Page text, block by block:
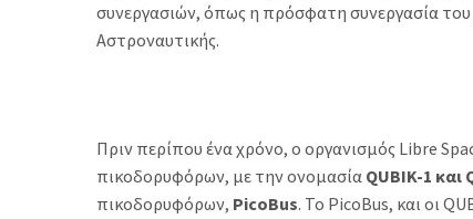
συνεργασιών, όπως η πρόσφατη συνεργασία
Αστροναυτικής.
Πριν περίπου ένα χρόνο, ο οργανισμός Libre
πικοδορυφόρων, με την ονομασία QUBIK-1 και
πικοδορυφόρων, PicoBus. Το PicoBus, και οι